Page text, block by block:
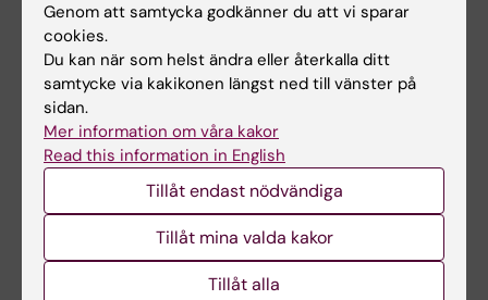
CLINTEC utlyser pedagogiskt pris 2026
2026-05-11 10:14
Genom det pedagogiska priset 2026 vill CLINTEC lyfta
och belöna lärare som gör särskilt betydelsefulla
insatser inom utbildning och som på ett engagerande
och genomtänkt sätt stärker studenters…
Genom att samtycka godkänner du att vi sparar
cookies.
Du kan när som helst ändra eller återkalla ditt
samtycke via kakikonen längst ned till vänster på
sidan.
Mer information om våra kakor
Read this information in English
Tillåt endast nödvändiga
Tillåt mina valda kakor
Tillåt alla